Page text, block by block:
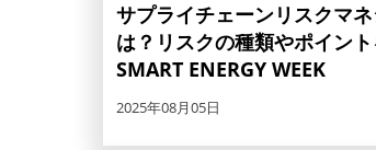
サプライチェーンリスクマ
は？リスクの種類やポイント
SMART ENERGY WEEK
2025年08月05日